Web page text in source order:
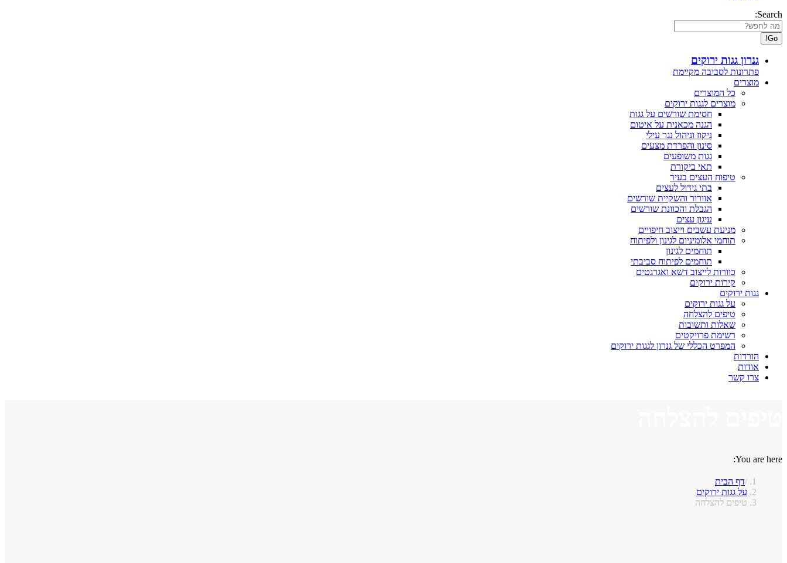
Search:
גנרון גגות ירוקים
פתרונות לסביבה מקיימת
מוצרים
כל המוצרים
מוצרים לגגות ירוקים
חסימת שורשים על גגות
הגנה מכאנית על איטום
ניקוז וניהול נגר עילי
סינון והפרדת מצעים
גגות משופעים
תאי ביקורת
טיפוח העצים בעיר
בתי גידול לעצים
אוורור והשקיית שורשים
הגבלת והכוונת שורשים
עיגון עצים
מניעת עשבים וייצוב חיפויים
תוחמי אלומיניום לגינון ולפיתוח
תוחמים לגינון
תוחמים לפיתוח סביבתי
כוורות לייצוב דשא ואגרגטים
קירות ירוקים
גגות ירוקים
על גגות ירוקים
טיפים להצלחה
שאלות ותשובות
רשימת פרויקטים
המפרט הכללי של גנרון לגגות ירוקים
הורדות
אודות
צרו קשר
You are here:
דף הבית
על גגות ירוקים
טיפים להצלחה